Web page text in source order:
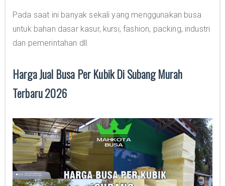
Pada saat ini banyak sekali yang menggunakan busa
untuk bahan dasar kasur, kursi, fashion, packing, industri
dan pemerintahan dll.
Harga Jual Busa Per Kubik Di Subang Murah
Terbaru 2026